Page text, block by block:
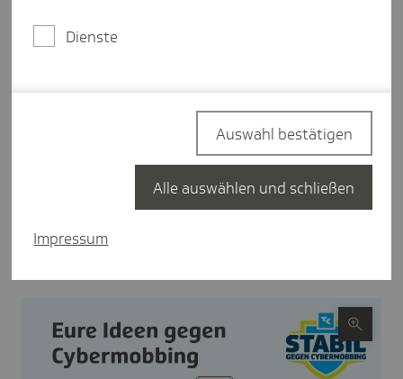
stoppen und zu verhindern. "Stabil gegen
Cybermobbing" wird von der Techniker Krankenkasse
Jugendinformation und der APOLLON Hochschule
der Gesundheitswirtschaft organisiert. Herzstück
des Projekts ist ein Video-Wettbewerb. Dafür
drehen die Schülerinnen und Schüler
aussagekräftige Filme, in denen sie ihre Ideen über
Dienste
Impressum
Auswahl bestätigen
Alle auswählen und schließen